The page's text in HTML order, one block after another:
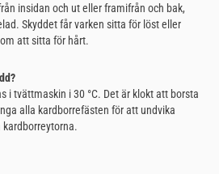
insidan och ut eller framifrån och bak,
Skyddet får varken sitta för löst eller
att sitta för hårt.
i tvättmaskin i 30 °C. Det är klokt att borsta
alla kardborrefästen för att undvika